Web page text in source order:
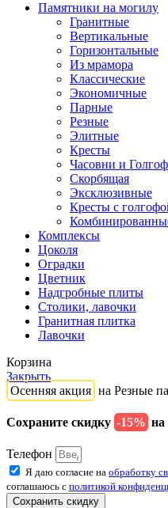
Памятники на могилу
Гранитные
Вертикальные
Горизонтальные
Из мрамора
Классические
Экономичные
Парные
Резные
Элитные
Кресты
Часовни и
Скорбящая
Эксклюзивные
Кресты с
Комплексы
Цоколя
Оградки
Цветник
Надгробные плиты
Столики, лавочки
Гранитная плитка
Лавочки
Корзина
Закрыть
Осенняя акция на Резные
Сохраните скидку -15% на
Телефон
Я даю согласие на обработку
соглашаюсь с политикой
Сохранить скидку